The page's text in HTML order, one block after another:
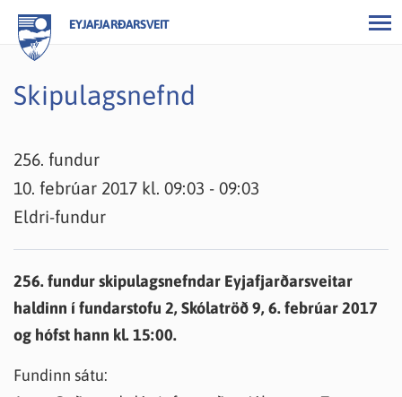
EYJAFJARÐARSVEIT
Skipulagsnefnd
256. fundur
10. febrúar 2017 kl. 09:03 - 09:03
Eldri-fundur
256. fundur skipulagsnefndar Eyjafjarðarsveitar
haldinn í fundarstofu 2, Skólatröð 9, 6. febrúar 2017
og hófst hann kl. 15:00.
Fundinn sátu: